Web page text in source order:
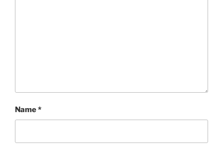
Name*